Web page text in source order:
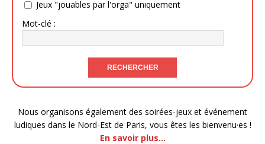
Jeux "jouables par l'orga" uniquement
Mot-clé :
Nous organisons également des soirées-jeux et événement
ludiques dans le Nord-Est de Paris, vous êtes les bienvenu·es !
En savoir plus…